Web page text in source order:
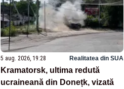
5 aug. 2026, 19:28 Realitatea din SUA
Kramatorsk, ultima redută
ucraineană din Donețk, vizată